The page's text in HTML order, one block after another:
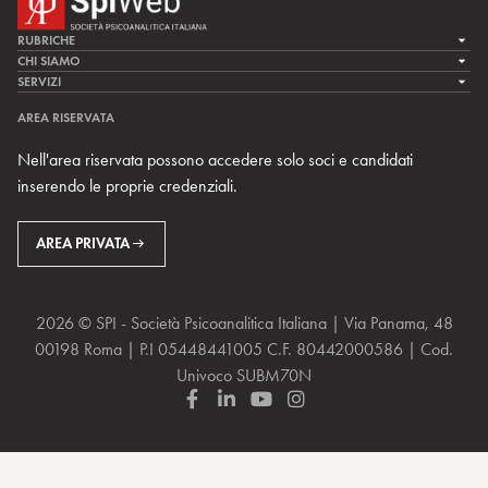
RUBRICHE
LA CURA
LA RICERCA
MULTIMEDIA
CHI SIAMO
LA SPI
TEAM DI SPIWEB
CONTATTI
RIVISTE
SERVIZI
ARCHIVIO STORICO
AREA RISERVATA
Nell'area riservata possono accedere solo soci e candidati
inserendo le proprie credenziali.
AREA PRIVATA
2026 © SPI - Società Psicoanalitica Italiana | Via Panama, 48
00198 Roma | P.I 05448441005 C.F. 80442000586 | Cod.
Univoco SUBM70N
F
L
Y
I